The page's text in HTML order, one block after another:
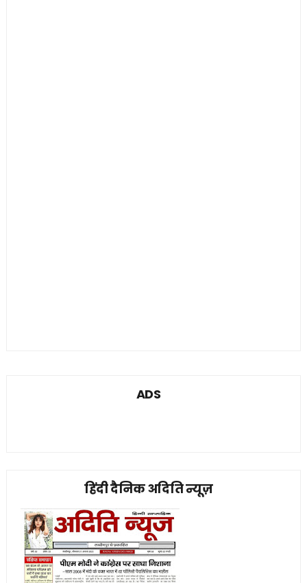
ADS
हिंदी दैनिक अदिति न्यूज़